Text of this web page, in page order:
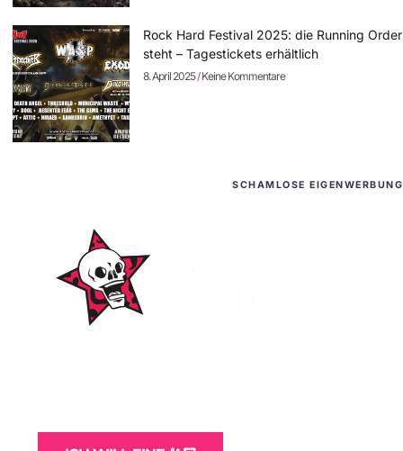
Rock Hard Festival 2025: die Running Order
steht – Tagestickets erhältlich
8. April 2025 Keine Kommentare
SCHAMLOSE EIGENWERBUNG